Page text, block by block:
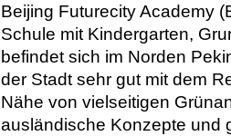
Beijing Futurecity Academy
Schule mit Kindergarten,
befindet sich im Norden
der Stadt sehr gut mit dem
Nähe von vielseitigen
ausländische Konzepte und